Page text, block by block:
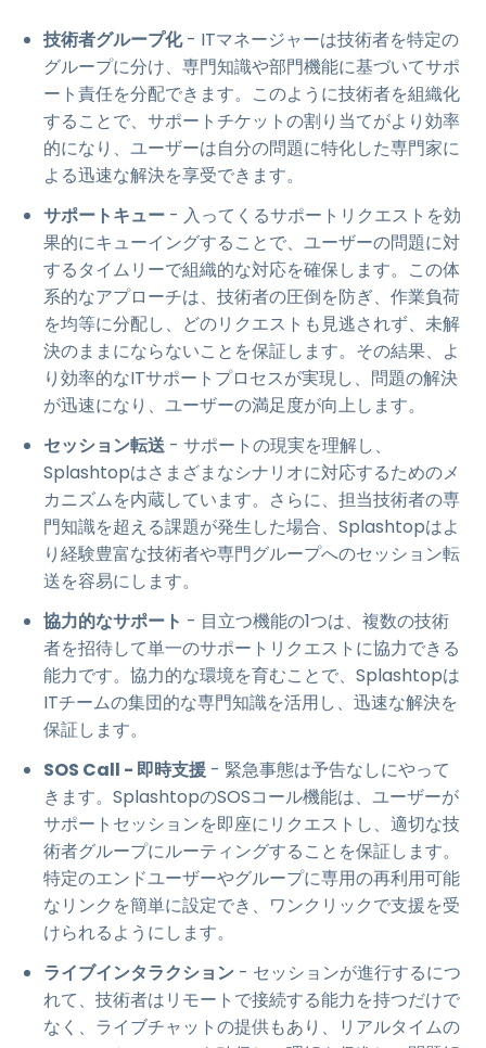
技術者グループ化- ITマネージャーは技術者を特定の
グループに分け、専門知識や部門機能に基づいてサポ
ート責任を分配できます。このように技術者を組織化
することで、サポートチケットの割り当てがより効率
的になり、ユーザーは自分の問題に特化した専門家に
よる迅速な解決を享受できます。
サポートキュー - 入ってくるサポートリクエストを効
果的にキューイングすることで、ユーザーの問題に対
するタイムリーで組織的な対応を確保します。この体
系的なアプローチは、技術者の圧倒を防ぎ、作業負荷
を均等に分配し、どのリクエストも見逃されず、未解
決のままにならないことを保証します。その結果、よ
り効率的なITサポートプロセスが実現し、問題の解決
が迅速になり、ユーザーの満足度が向上します。
セッション転送 - サポートの現実を理解し、
Splashtopはさまざまなシナリオに対応するためのメ
カニズムを内蔵しています。さらに、担当技術者の専
門知識を超える課題が発生した場合、Splashtopはよ
り経験豊富な技術者や専門グループへのセッション転
送を容易にします。
協力的なサポート - 目立つ機能の1つは、複数の技術
者を招待して単一のサポートリクエストに協力できる
能力です。協力的な環境を育むことで、Splashtopは
ITチームの集団的な専門知識を活用し、迅速な解決を
保証します。
SOS Call - 即時支援 - 緊急事態は予告なしにやって
きます。SplashtopのSOSコール機能は、ユーザーが
サポートセッションを即座にリクエストし、適切な技
術者グループにルーティングすることを保証します。
特定のエンドユーザーやグループに専用の再利用可能
なリンクを簡単に設定でき、ワンクリックで支援を受
けられるようにします。
ライブインタラクション - セッションが進行するにつ
れて、技術者はリモートで接続する能力を持つだけで
なく、ライブチャットの提供もあり、リアルタイムの